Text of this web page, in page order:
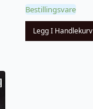
Bestillingsvare
Legg I Handlekurv